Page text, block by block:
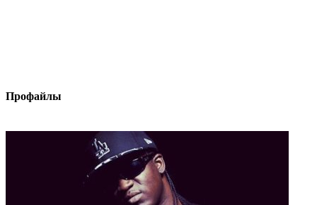
Профайлы